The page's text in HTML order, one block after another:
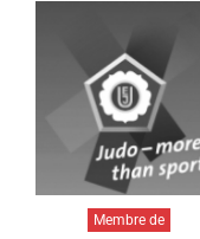
Membre de